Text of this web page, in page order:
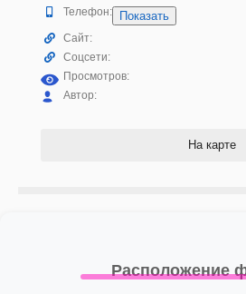
Телефон:
Показать
Сайт:
Соцсети:
Просмотров:
Автор:
На карте
Расположение